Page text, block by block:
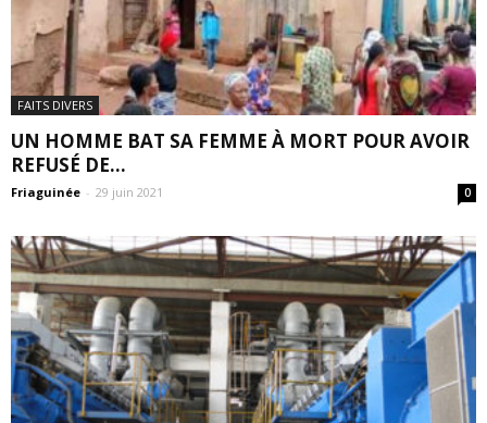
FAITS DIVERS
UN HOMME BAT SA FEMME À MORT POUR AVOIR
REFUSÉ DE...
Friaguinée - 29 juin 2021 0